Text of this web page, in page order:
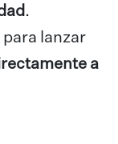
.
lanzar
a